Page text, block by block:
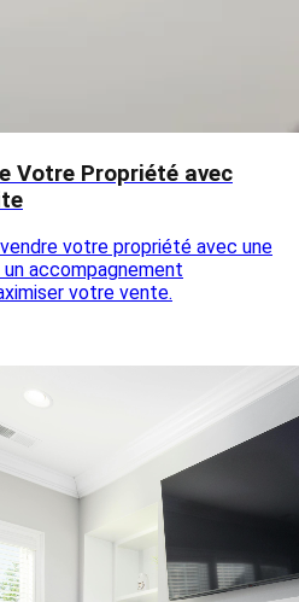
Votre Propriété avec
votre propriété avec une
accompagnement
votre vente.